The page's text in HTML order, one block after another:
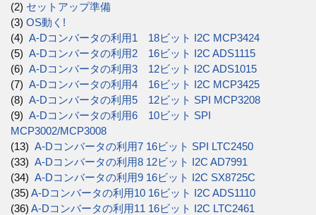
(2) セットアップ準備
(3) OS動く!
(4) A-Dコンバータの利用1 18ビット I2C MCP3424
(5) A-Dコンバータの利用2 16ビット I2C ADS1115
(6) A-Dコンバータの利用3 12ビット I2C ADS1015
(7) A-Dコンバータの利用4 16ビット I2C MCP3425
(8) A-Dコンバータの利用5 12ビット SPI MCP3208
(9) A-Dコンバータの利用6 10ビット SPI
MCP3002/MCP3008
(13) A-Dコンバータの利用7 16ビット SPI LTC2450
(33) A-Dコンバータの利用8 12ビット I2C AD7991
(34) A-Dコンバータの利用9 16ビット I2C SX8725C
(35) A-Dコンバータの利用10 16ビット I2C ADS1110
(36) A-Dコンバータの利用11 16ビット I2C LTC2461